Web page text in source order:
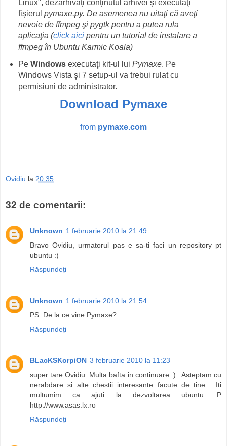
Linux", dezarhivaţi conţinutul arhivei şi executaţi
fişierul pymaxe.py. De asemenea nu uitaţi că aveţi
nevoie de ffmpeg şi pygtkpentru a putea rula
aplicaţia (click aicipentru un tutorial de instalare a
ffmpeg în Ubuntu Karmic Koala)
Pe Windowsexecutaţi kit-ul lui Pymaxe. Pe
Windows Vista şi 7 setup-ul va trebui rulat cu
permisiuni de administrator.
Download Pymaxe
from pymaxe.com
Ovidiu la 20:35
32 de comentarii:
Unknown 1 februarie 2010 la 21:49
Bravo Ovidiu, urmatorul pas e sa-ti faci un repository pt
ubuntu :)
Răspundeți
Unknown 1 februarie 2010 la 21:54
PS: De la ce vine Pymaxe?
Răspundeți
BLacKSKorpiON 3 februarie 2010 la 11:23
super tare Ovidiu. Multa bafta in continuare :) . Asteptam cu
nerabdare si alte chestii interesante facute de tine . Iti
multumim ca ajuti la dezvoltarea ubuntu :P
http://www.asas.lx.ro
Răspundeți